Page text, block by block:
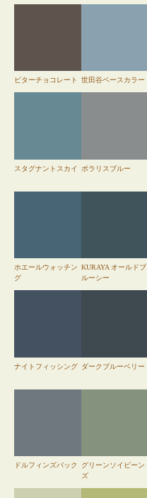
ビターチョコレート 世田谷ベースカラー
スタグナントスカイ ポラリスブルー
ホエールウォッチン
グ
KURAYA オールドブ
ルーシー
ナイトフィッシング ダークブルーベリー
ドルフィンズバック
グリーンソイビーン
ズ